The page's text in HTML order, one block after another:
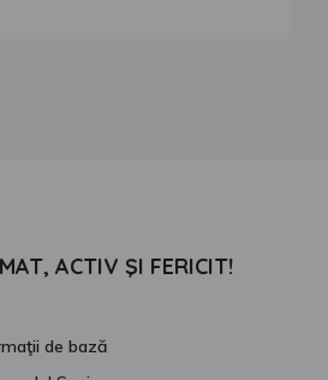
ACTIV ŞI FERICIT!
de bază